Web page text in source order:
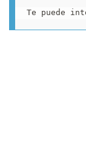
Te puede